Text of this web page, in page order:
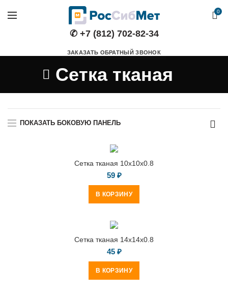
0
✆ +7 (812) 702-82-34
ЗАКАЗАТЬ ОБРАТНЫЙ ЗВОНОК
Сетка тканая
ПОКАЗАТЬ БОКОВУЮ ПАНЕЛЬ
Сетка тканая 10х10х0.8
59 ₽
В КОРЗИНУ
Сетка тканая 14х14х0.8
45 ₽
В КОРЗИНУ